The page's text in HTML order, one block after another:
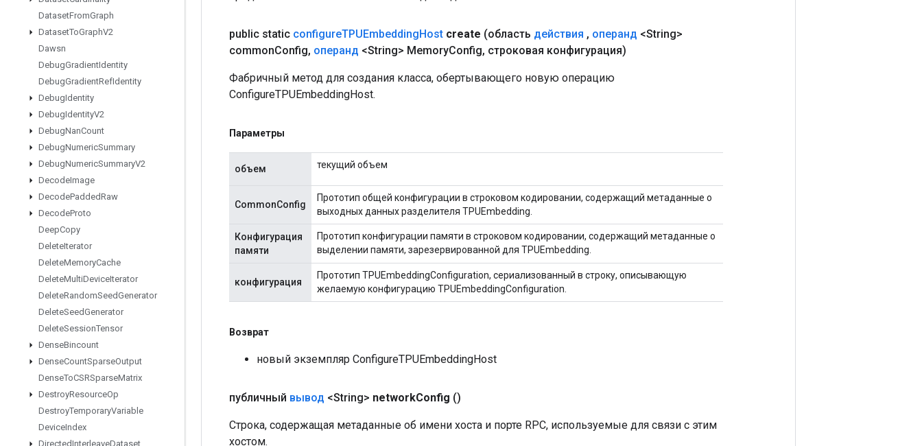
DatasetFromGraph
DatasetToGraphV2
Dawsn
DebugGradientIdentity
DebugGradientRefIdentity
DebugIdentity
DebugIdentityV2
DebugNanCount
DebugNumericSummary
DebugNumericSummaryV2
DecodeImage
DecodePaddedRaw
DecodeProto
DeepCopy
DeleteIterator
DeleteMemoryCache
DeleteMultiDeviceIterator
DeleteRandomSeedGenerator
DeleteSeedGenerator
DeleteSessionTensor
DenseBincount
DenseCountSparseOutput
DenseToCSRSparseMatrix
DestroyResourceOp
DestroyTemporaryVariable
DeviceIndex
DirectedInterleaveDataset
public static configureTPUEmbeddingHost create (область действия , операнд <String>
commonConfig, операнд <String> MemoryConfig, строковая конфигурация)
Фабричный метод для создания класса, обертывающего новую операцию
ConfigureTPUEmbeddingHost.
Параметры
объем текущий объем
CommonConfig
Прототип общей конфигурации в строковом кодировании, содержащий метаданные о
выходных данных разделителя TPUEmbedding.
Конфигурация
памяти
Прототип конфигурации памяти в строковом кодировании, содержащий метаданные о
выделении памяти, зарезервированной для TPUEmbedding.
конфигурация
Прототип TPUEmbeddingConfiguration, сериализованный в строку, описывающую
желаемую конфигурацию TPUEmbeddingConfiguration.
Возврат
новый экземпляр ConfigureTPUEmbeddingHost
публичный вывод <String> networkConfig ()
Строка, содержащая метаданные об имени хоста и порте RPC, используемые для связи с этим
хостом.